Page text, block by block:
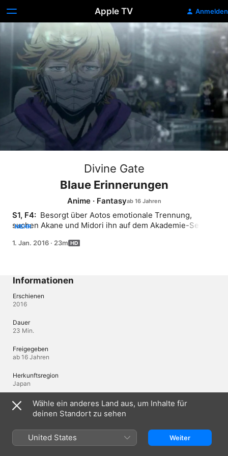
Apple TV Anmelden
Divine Gate
Blaue Erinnerungen
Anime · Fantasy
S1, F4: Besorgt über Aotos emotionale Trennung,
suchen Akane und Midori ihn auf dem Akademie-Server,
Entschlossen stehlen die beiden Undines Zugangskarte
MEHR
1. Jan. 2016 · 23m
Informationen
Erschienen
2016
Dauer
23 Min.
Freigegeben
ab 16 Jahren
Herkunftsregion
Japan
© 2018 CGungHo Online Entertainment,Inc./Divine Gate World Council
Sprachen
Original-Audio
Wähle ein anderes Land aus, um Inhalte für
deinen Standort zu sehen
United States Weiter